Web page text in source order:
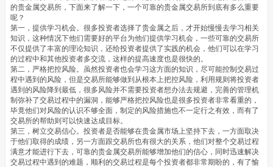
的贵金属交易所，下面来了解一下，一个可靠的贵金属交易所到底有多么重要
呢？
第一，提供学习机会。很多投资者选择了贵金属之后，才开始慢慢去学习相关
知识，这种情况下他们需要好的平台为他们提供学习机会，一些可靠的交易所
不仅提供了丰富的理论知识，还给投资者提供了实践的机会，他们可以在学习
的过程中和其他投资者多交流，这样的提高速度也是很快的。
第二，严格把控风险。虽然投资者也会学习这方面的知识，尽可能控制交易过
程中遇到的风险，但是交易所能够做到从根本上把控风险，利用规则将投资者
遇到的风险降到最低，很多风险并不需要投资者想办法去规避，完善的管理机
制弥补了交易过程中的漏洞，能够严格把控风险也是很多投资者非常看重的，
毕竟他们对风险的认识不够全面，制定的风险措施也不一定行之有效，而有了
交易所的帮助则可以快速达成目标。
第三，树立交易信心。投资者是否能够在贵金属市场上坚持下去，一方面取决
于他们取得的成绩，另一方面跟交易所也有很大的关系，他们对整个交易过程
满意才能进行下去，可靠的贵金属交易所能够增加他们的信心，同时迅速解决
交易过程中遇到的难题，顺利的交易过程是每个投资者都非常期盼的，有了愉